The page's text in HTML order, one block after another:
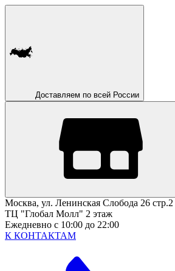
Доставляем по всей России
Москва, ул. Ленинская Слобода 26 стр.2
ТЦ "Глобал Молл" 2 этаж
Ежедневно с 10:00 до 22:00
К КОНТАКТАМ